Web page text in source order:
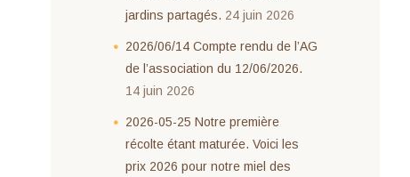
jardins partagés. 24 juin 2026
2026/06/14 Compte rendu de l’AG
de l’association du 12/06/2026.
14 juin 2026
2026-05-25 Notre première
récolte étant maturée. Voici les
prix 2026 pour notre miel des